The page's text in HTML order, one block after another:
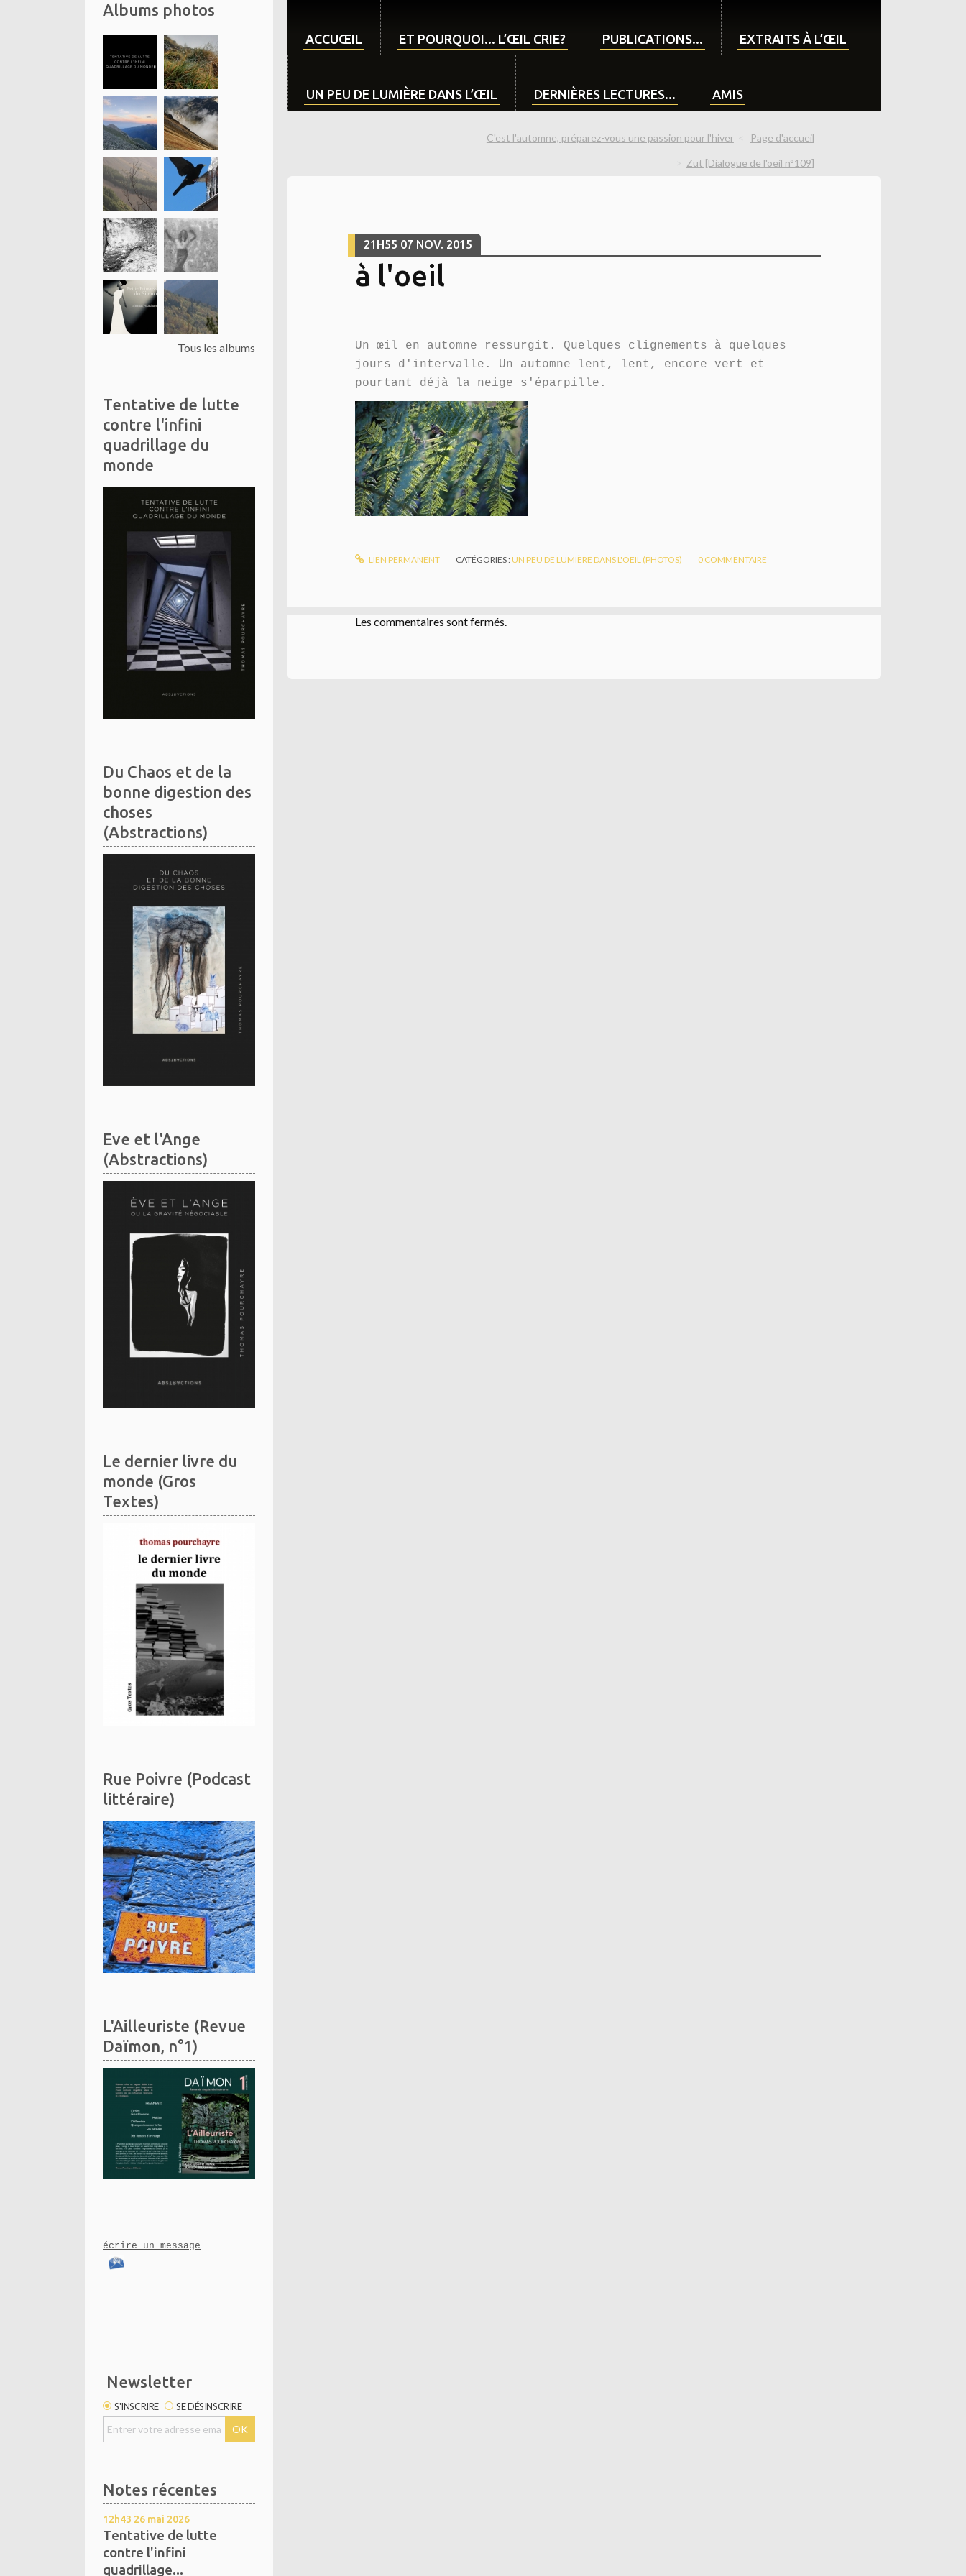
Albums photos
Tous les albums
Tentative de lutte
contre l'infini
quadrillage du
monde
Du Chaos et de la
bonne digestion des
choses
(Abstractions)
Eve et l'Ange
(Abstractions)
Le dernier livre du
monde (Gros
Textes)
Rue Poivre (Podcast
littéraire)
L'Ailleuriste (Revue
Daïmon, n°1)
écrire un message
Newsletter
S'INSCRIRE SE DÉSINSCRIRE
Notes récentes
12h43 26 mai 2026
Tentative de lutte
contre l'infini
quadrillage...
ACCUŒIL ET POURQUOI... L’ŒIL CRIE? PUBLICATIONS... EXTRAITS À L’ŒIL
UN PEU DE LUMIÈRE DANS L’ŒIL DERNIÈRES LECTURES... AMIS
C'est l'automne, préparez-vous une passion pour l'hiver Page d'accueil
Zut [Dialogue de l'oeil n°109]
21H55 07 NOV. 2015
à l'oeil
Un œil en automne ressurgit. Quelques clignements à quelques
jours d'intervalle. Un automne lent, lent, encore vert et
pourtant déjà la neige s'éparpille.
LIEN PERMANENT CATÉGORIES :UN PEU DE LUMIÈRE DANS L'OEIL (PHOTOS) 0 COMMENTAIRE
Les commentaires sont fermés.